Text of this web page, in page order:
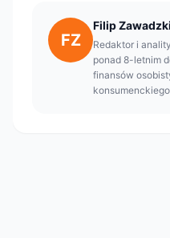
FZ
Filip Zawadzki
Redaktor i
ponad 8-letnim
finansów